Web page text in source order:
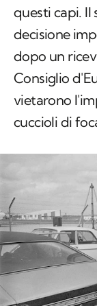
questi capi. Il
decisione
dopo un
Consiglio
vietarono
cuccioli di